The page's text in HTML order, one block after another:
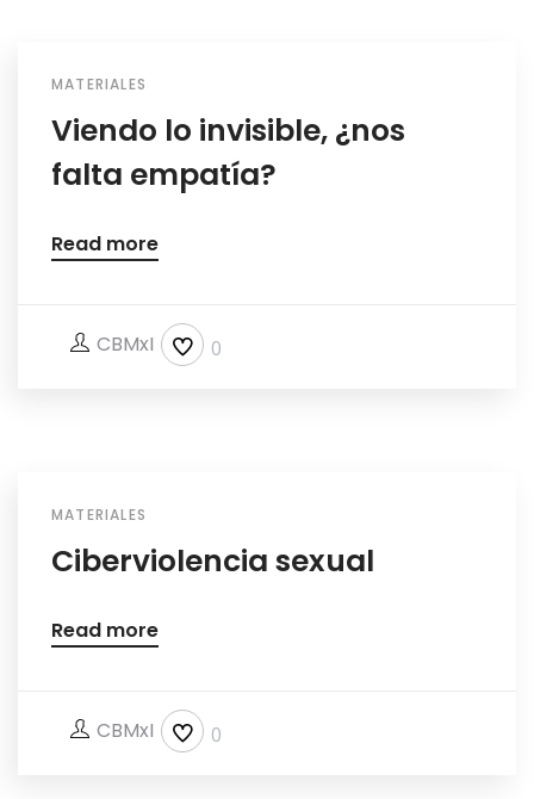
MATERIALES
Viendo lo invisible, ¿nos
falta empatía?
Read more
CBMxI 0
MATERIALES
Ciberviolencia sexual
Read more
CBMxI 0